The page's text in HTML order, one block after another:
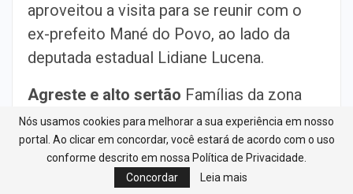
aproveitou a visita para se reunir com o
ex-prefeito Mané do Povo, ao lado da
deputada estadual Lidiane Lucena.
Agreste e alto sertão Famílias da zona
rural de Nossa Senhora da Glória e
Ribeirópolis foram beneficiadas com a
entrega de novas cisternas realizada pela
secretária de Estado da Assistência
Nós usamos cookies para melhorar a sua experiência em nosso
portal. Ao clicar em concordar, você estará de acordo com o uso
conforme descrito em nossa Política de Privacidade.
Concordar
Leia mais